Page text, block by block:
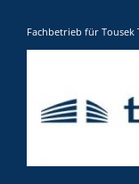
Fachbetrieb für